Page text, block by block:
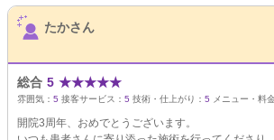
サロンPick Up
たかさん
総合 5 ★★★★★
雰囲気： 5 接客サービス： 5 技術・仕上がり： 5 メニュー・料
開院3周年、おめでとうございます。